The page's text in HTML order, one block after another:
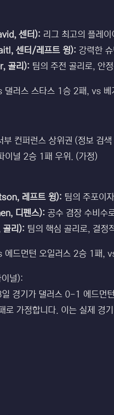
센터): 리그 최고의 플레
센터/레프트 윙): 강력한
골리): 팀의 주전 골리로, 안
댈러스 스타스 1승 2패, vs
부 컨퍼런스 상위권 (정보 검
이널 2승 1패 우위. (가정)
레프트 윙): 팀의 주포이
디펜스): 공수 겸장 수비수
리): 팀의 핵심 골리로, 결정
에드먼턴 오일러스 2승 1패,
널):
경기가 댈러스 0-1 에드먼
가정합니다. 이는 실제 경